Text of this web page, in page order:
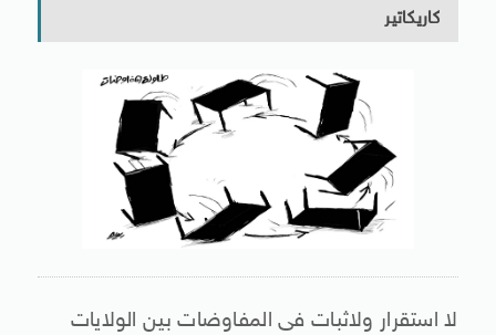
كاريكاتير
لا استقرار ولاثبات فى المفاوضات بين الولايات